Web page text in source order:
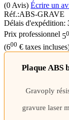
(0 Avis) Écrire un
Réf.:ABS-GRAVE
Délais d'expédition:
Prix professionnel 5
(600 € taxes
Plaque ABS
Gravoply
gravure laser